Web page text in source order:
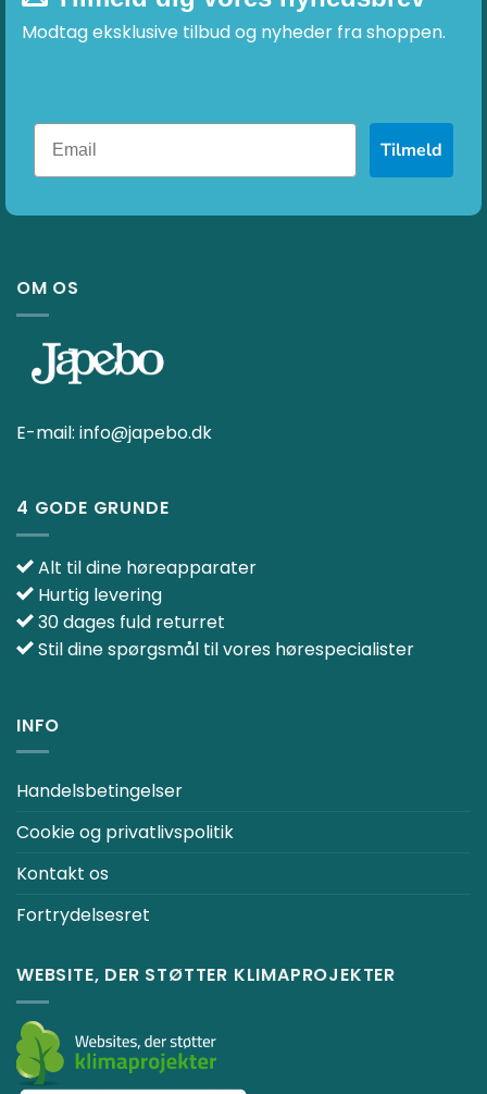
Modtag eksklusive tilbud og nyheder fra shoppen.
Tilmeld
OM OS
E-mail: info@japebo.dk
4 GODE GRUNDE
Alt til dine høreapparater
Hurtig levering
30 dages fuld returret
Stil dine spørgsmål til vores hørespecialister
INFO
Handelsbetingelser
Cookie og privatlivspolitik
Kontakt os
Fortrydelsesret
WEBSITE, DER STØTTER KLIMAPROJEKTER